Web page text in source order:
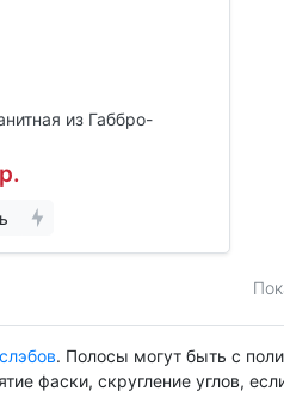
из Габбро-
слэбов. Полосы могут быть с
фаски, скругление углов,